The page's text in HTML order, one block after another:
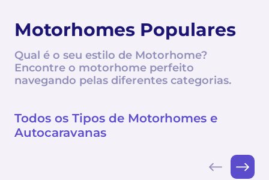
Motorhomes Populares
Qual é o seu estilo de Motorhome?
Encontre o motorhome perfeito
navegando pelas diferentes categorias.
Todos os Tipos de Motorhomes e
Autocaravanas